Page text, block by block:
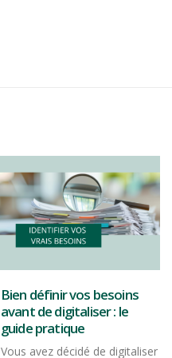
Passer du papier au digital
en équipe :
l’accompagnement, clé du
succès